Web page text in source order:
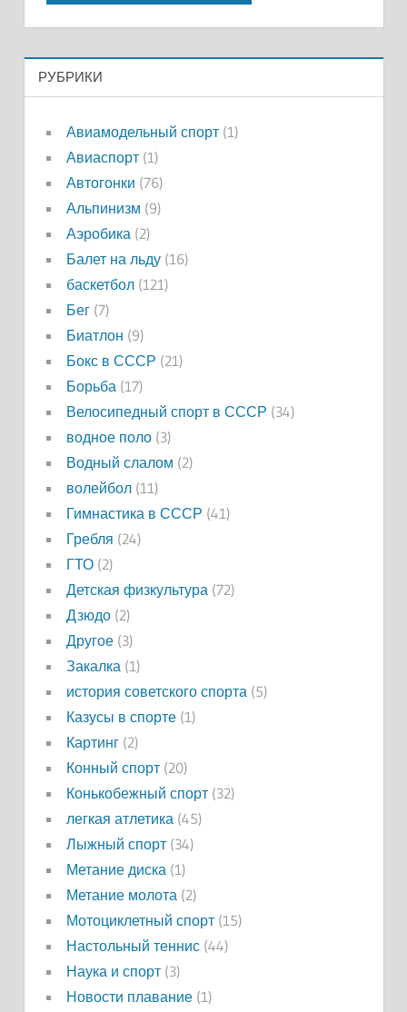
РУБРИКИ
Авиамодельный спорт(1)
Авиаспорт(1)
Автогонки (76)
Альпинизм (9)
Аэробика(2)
Балет на льду(16)
баскетбол(121)
Бег(7)
Биатлон (9)
Бокс в СССР (21)
Борьба(17)
Велосипедный спорт в СССР (34)
водное поло(3)
Водный слалом (2)
волейбол(11)
Гимнастика в СССР (41)
Гребля (24)
ГТО(2)
Детская физкультура(72)
Дзюдо(2)
Другое(3)
Закалка(1)
история советского спорта(5)
Казусы в спорте(1)
Картинг(2)
Конный спорт(20)
Конькобежный спорт(32)
легкая атлетика(45)
Лыжный спорт(34)
Метание диска(1)
Метание молота(2)
Мотоциклетный спорт(15)
Настольный теннис(44)
Наука и спорт(3)
Новости плавание(1)